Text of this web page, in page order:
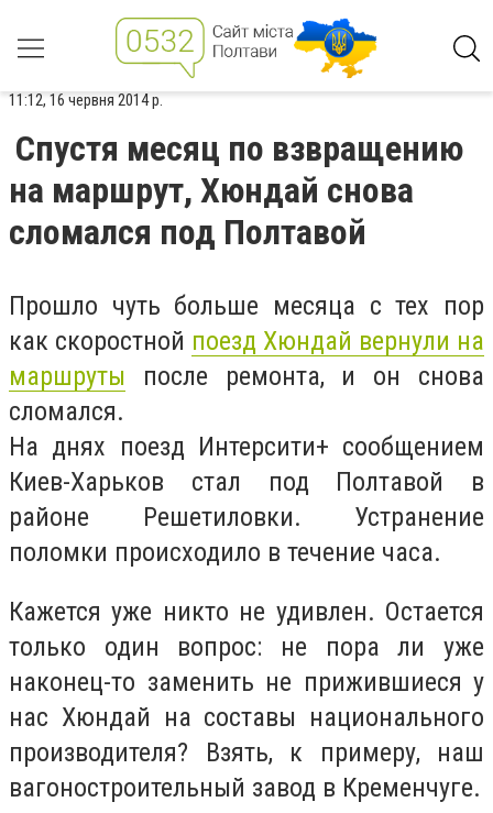
11:12, 16 червня 2014 р.
Спустя месяц по взвращению
на маршрут, Хюндай снова
сломался под Полтавой
Прошло чуть больше месяца с тех пор
как скоростной поезд Хюндай вернули на
маршруты после ремонта, и он снова
сломался.
На днях поезд Интерсити+ сообщением
Киев-Харьков стал под Полтавой в
районе Решетиловки. Устранение
поломки происходило в течение часа.
Кажется уже никто не удивлен. Остается
только один вопрос: не пора ли уже
наконец-то заменить не прижившиеся у
нас Хюндай на составы национального
производителя? Взять, к примеру, наш
вагоностроительный завод в Кременчуге.